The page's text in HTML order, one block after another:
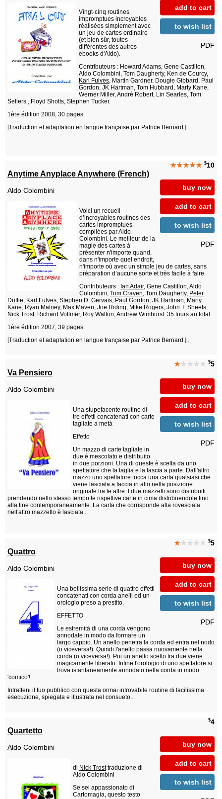
add to cart
to wish list
PDF
Vingt-cinq routines
impromptues incroyables
réalisées simplement avec
un jeu de cartes ordinaire
(et bien sûr, toutes
différentes des autres
ebooks d'Aldo).
Contributeurs : Howard Adams, Gene Castillon,
Aldo Colombini, Tom Daugherty, Ken de Courcy,
Karl Fulves, Martin Gardner, Dougie Gibbard, Paul
Gordon, JK Hartman, Tom Hubbard, Marty Kane,
Werner Miller, André Robert, Lin Searles, Tom
Sellers , Floyd Shotts, Stephen Tucker.
1ère édition 2008, 30 pages.
[Traduction et adaptation en langue française par Patrice Bernard.]
★★★★★ $10
buy now
add to cart
to wish list
PDF
Anytime Anyplace Anywhere (French)
Aldo Colombini
Voici un recueil
d’incroyables routines des
cartes impromptues
compilées par Aldo
Colombini. Le meilleur de la
magie des cartes à
présenter n'importe quand,
dans n'importe quel endroit,
n'importe où avec un simple jeu de cartes, sans
préparation d’aucune sorte et très facile à faire.
Contributeurs : Ian Adair, Gene Castillon, Aldo
Colombini, Tom Craven, Tom Daugherty, Peter
Duffie, Karl Fulves, Stephen D. Gervais, Paul Gordon, JK Hartman, Marty
Kane, Ryan Matney, Max Maven, Joe Riding, Mike Rogers, John T. Sheets,
Nick Trost, Richard Vollmer, Roy Walton, Andrew Wimhurst. 35 tours au total.
1ère édition 2007, 39 pages.
[Traduction et adaptation en langue française par Patrice Bernard.]...
★★★★★ $5
buy now
add to cart
to wish list
PDF
Va Pensiero
Aldo Colombini
Una stupefacente routine di
tre effetti concatenati con carte
tagliate a metà
Effetto
Un mazzo di carte tagliate in
due è mescolato e distribuito
in due porzioni. Una di queste è scelta da uno
spettatore che la taglia e la lascia a parte. Dall'altro
mazzo uno spettatore tocca una carta qualsiasi che
viene lasciata a faccia in alto nella posizione
originale tra le altre. I due mazzetti sono distribuiti
prendendo nello stesso tempo le rispettive carte in cima distribuendole fino
alla fine contemporaneamente. La carta che corrisponde alla rovesciata
nell'altro mazzetto è lasciata...
★★★★★ $5
buy now
add to cart
to wish list
PDF
Quattro
Aldo Colombini
Una bellissima serie di quattro effetti
concatenati con corda anelli ed un
orologio preso a prestito.
EFFETTO
Le estremità di una corda vengono
annodate in modo da formare un
largo cappio. Un anello penetra la corda ed entra nel nodo
(o viceversa!). Quindi l'anello passa nuovamente nella
corda (o viceversa!). Poi un anello scelto tra due viene
magicamente liberato. Infine l'orologio di uno spettatore si
trova istantaneamente annodato nella corda in modo
'comico'!
Intratteni il tuo pubblico con questa ormai introvabile routine di facilissima
esecuzione, spiegata e illustrata nel consueto...
$4
buy now
add to cart
to wish list
Quartetto
Aldo Colombini
di Nick Trosttraduzione di
Aldo Colombini
Se sei appassionato di
Cartomagia, questo testo